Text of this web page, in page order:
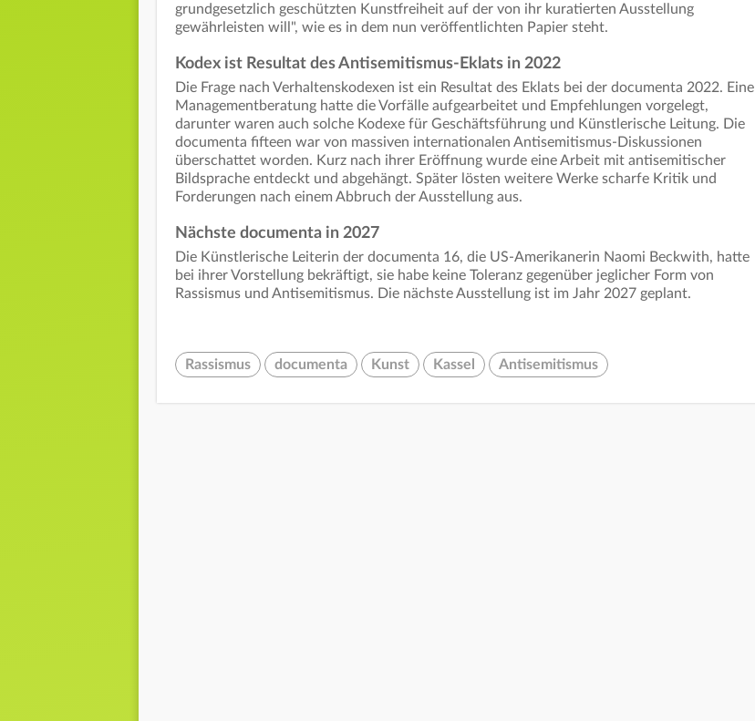
grundgesetzlich geschützten Kunstfreiheit auf der von ihr kuratierten Ausstellung
gewährleisten will", wie es in dem nun veröffentlichten Papier steht.
Kodex ist Resultat des Antisemitismus-Eklats in 2022
Die Frage nach Verhaltenskodexen ist ein Resultat des Eklats bei der documenta 2022. Eine
Managementberatung hatte die Vorfälle aufgearbeitet und Empfehlungen vorgelegt,
darunter waren auch solche Kodexe für Geschäftsführung und Künstlerische Leitung. Die
documenta fifteen war von massiven internationalen Antisemitismus-Diskussionen
überschattet worden. Kurz nach ihrer Eröffnung wurde eine Arbeit mit antisemitischer
Bildsprache entdeckt und abgehängt. Später lösten weitere Werke scharfe Kritik und
Forderungen nach einem Abbruch der Ausstellung aus.
Nächste documenta in 2027
Die Künstlerische Leiterin der documenta 16, die US-Amerikanerin Naomi Beckwith, hatte
bei ihrer Vorstellung bekräftigt, sie habe keine Toleranz gegenüber jeglicher Form von
Rassismus und Antisemitismus. Die nächste Ausstellung ist im Jahr 2027 geplant.
Rassismus documenta Kunst Kassel Antisemitismus